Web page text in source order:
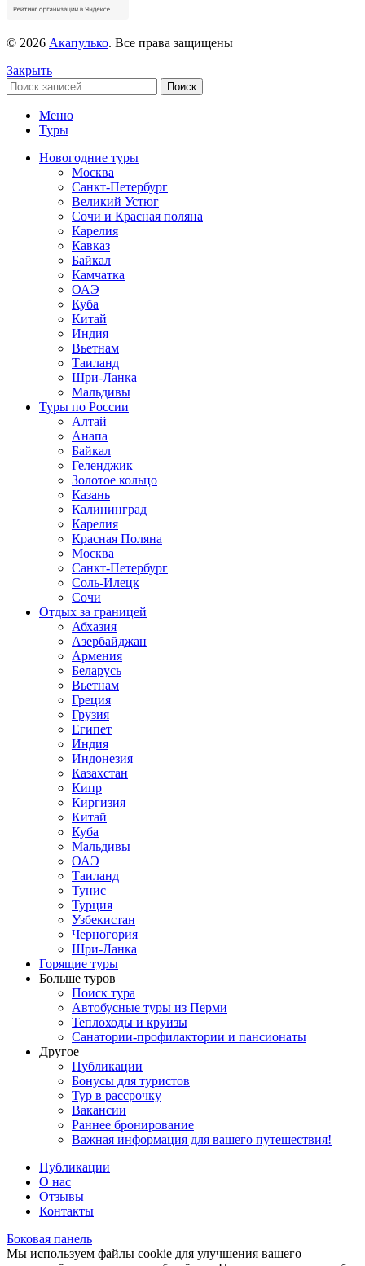
© 2026 Акапулько. Все права защищены
Закрыть
Поиск
Меню
Туры
Новогодние туры
Москва
Санкт-Петербург
Великий Устюг
Сочи и Красная поляна
Карелия
Кавказ
Байкал
Камчатка
ОАЭ
Куба
Китай
Индия
Вьетнам
Таиланд
Шри-Ланка
Мальдивы
Туры по России
Алтай
Анапа
Байкал
Геленджик
Золотое кольцо
Казань
Калининград
Карелия
Красная Поляна
Москва
Санкт-Петербург
Соль-Илецк
Сочи
Отдых за границей
Абхазия
Азербайджан
Армения
Беларусь
Вьетнам
Греция
Грузия
Египет
Индия
Индонезия
Казахстан
Кипр
Киргизия
Китай
Куба
Мальдивы
ОАЭ
Таиланд
Тунис
Турция
Узбекистан
Черногория
Шри-Ланка
Горящие туры
Больше туров
Поиск тура
Автобусные туры из Перми
Теплоходы и круизы
Санатории-профилактории и пансионаты
Другое
Публикации
Бонусы для туристов
Тур в рассрочку
Вакансии
Раннее бронирование
Важная информация для вашего путешествия!
Публикации
О нас
Отзывы
Контакты
Боковая панель
Мы используем файлы cookie для улучшения вашего